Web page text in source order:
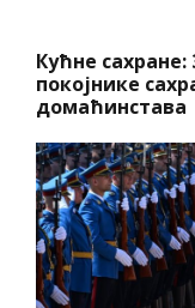
Кућне
покојнике
домаћинстава